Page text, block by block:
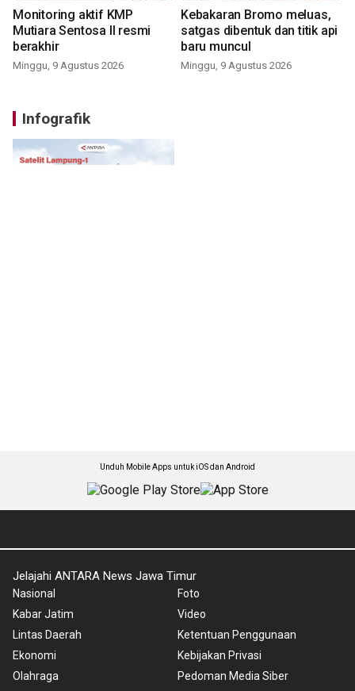
Monitoring aktif KMP
Mutiara Sentosa II resmi
berakhir
Minggu, 9 Agustus 2026
Kebakaran Bromo meluas,
satgas dibentuk dan titik api
baru muncul
Minggu, 9 Agustus 2026
Infografik
Unduh Mobile Apps untuk iOS dan Android
Jelajahi ANTARA News Jawa Timur
Nasional
Kabar Jatim
Lintas Daerah
Ekonomi
Olahraga
Foto
Video
Ketentuan Penggunaan
Kebijakan Privasi
Pedoman Media Siber